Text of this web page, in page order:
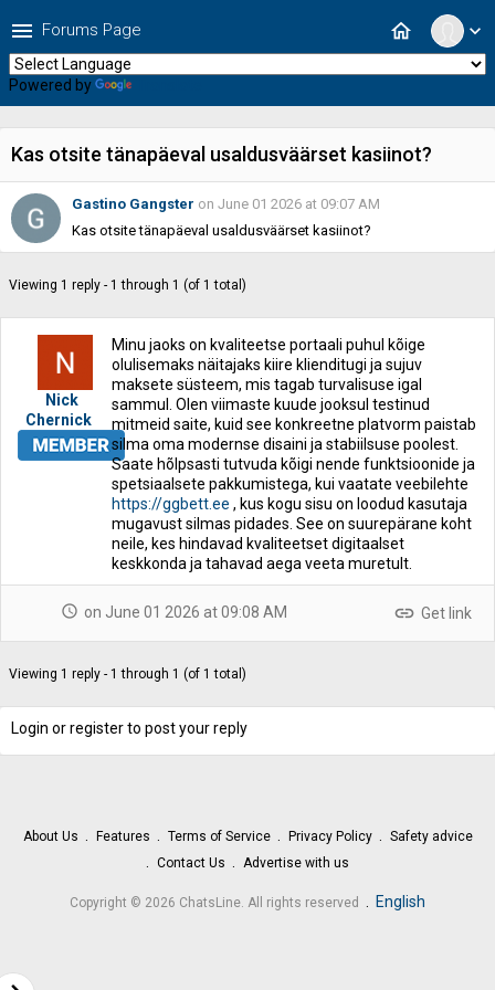
expand_more
home
menu Forums Page
Powered by
Kas otsite tänapäeval usaldusväärset kasiinot?
Gastino Gangster on June 01 2026 at 09:07 AM
Kas otsite tänapäeval usaldusväärset kasiinot?
Viewing 1 reply - 1 through 1 (of 1 total)
Nick
Chernick
Minu jaoks on kvaliteetse portaali puhul kõige
olulisemaks näitajaks kiire klienditugi ja sujuv
maksete süsteem, mis tagab turvalisuse igal
sammul. Olen viimaste kuude jooksul testinud
mitmeid saite, kuid see konkreetne platvorm paistab
silma oma modernse disaini ja stabiilsuse poolest.
Saate hõlpsasti tutvuda kõigi nende funktsioonide ja
spetsiaalsete pakkumistega, kui vaatate veebilehte
https://ggbett.ee , kus kogu sisu on loodud kasutaja
mugavust silmas pidades. See on suurepärane koht
neile, kes hindavad kvaliteetset digitaalset
keskkonda ja tahavad aega veeta muretult.
schedule on June 01 2026 at 09:08 AM link Get link
Viewing 1 reply - 1 through 1 (of 1 total)
Login or register to post your reply
About Us Features Terms of Service Privacy Policy
Safety advice
Contact Us
Advertise with us
Copyright © 2026 ChatsLine. All rights reserved . English